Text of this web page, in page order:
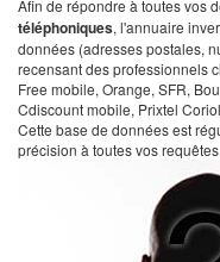
Afin de répondre à toutes vos
téléphoniques, l'annuaire
données (adresses postales,
recensant des professionnels
Free mobile, Orange, SFR,
Cdiscount mobile, Prixtel
Cette base de données est
précision à toutes vos requêtes.